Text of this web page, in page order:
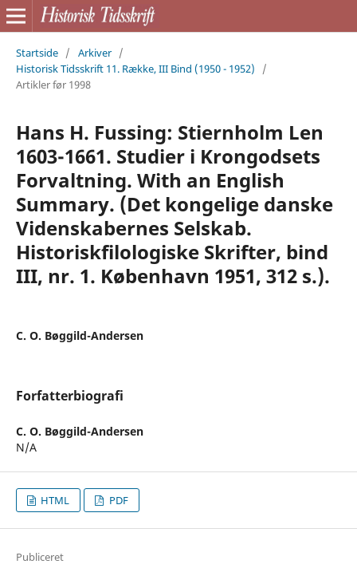
Startside / Arkiver /
Historisk Tidsskrift 11. Række, III Bind (1950 - 1952)
/
Artikler før 1998
Hans H. Fussing: Stiernholm Len
1603-1661. Studier i Krongodsets
Forvaltning. With an English
Summary. (Det kongelige danske
Videnskabernes Selskab.
Historiskfilologiske Skrifter, bind
III, nr. 1. København 1951, 312 s.).
C. O. Bøggild-Andersen
Forfatterbiografi
C. O. Bøggild-Andersen
N/A
HTML PDF
Publiceret